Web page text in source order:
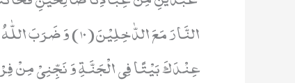
النَّارَ مَعَ